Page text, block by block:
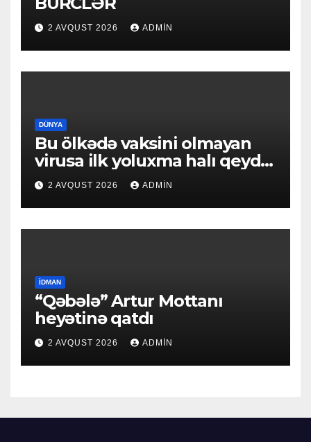
2 AVQUST 2026 ADMIN
DÜNYA
Bu ölkədə vaksini olmayan
virusa ilk yoluxma halı qeydə
alındı
2 AVQUST 2026 ADMIN
İDMAN
“Qəbələ” Artur Mottanı
heyətinə qatdı
2 AVQUST 2026 ADMIN